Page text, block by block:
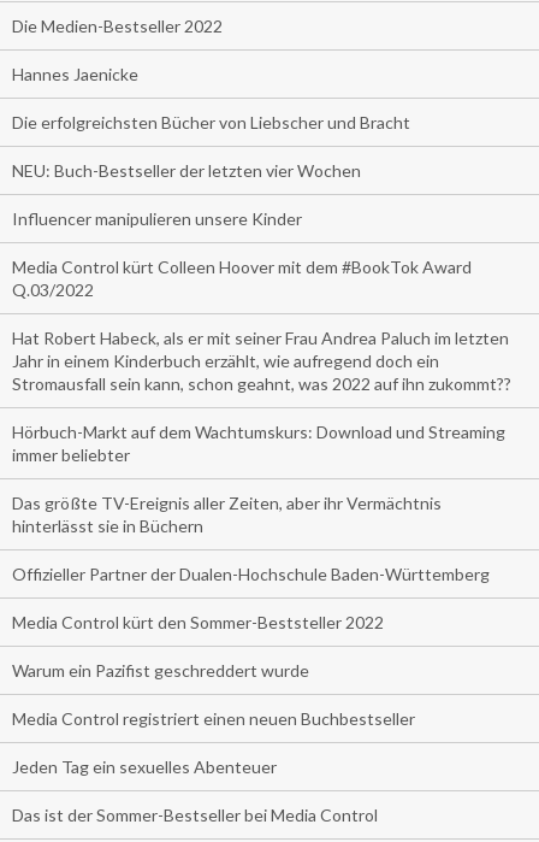
Die Medien-Bestseller 2022
Hannes Jaenicke
Die erfolgreichsten Bücher von Liebscher und Bracht
NEU: Buch-Bestseller der letzten vier Wochen
Influencer manipulieren unsere Kinder
Media Control kürt Colleen Hoover mit dem #BookTok Award
Q.03/2022
Hat Robert Habeck, als er mit seiner Frau Andrea Paluch im letzten
Jahr in einem Kinderbuch erzählt, wie aufregend doch ein
Stromausfall sein kann, schon geahnt, was 2022 auf ihn zukommt??
Hörbuch-Markt auf dem Wachtumskurs: Download und Streaming
immer beliebter
Das größte TV-Ereignis aller Zeiten, aber ihr Vermächtnis
hinterlässt sie in Büchern
Offizieller Partner der Dualen-Hochschule Baden-Württemberg
Media Control kürt den Sommer-Beststeller 2022
Warum ein Pazifist geschreddert wurde
Media Control registriert einen neuen Buchbestseller
Jeden Tag ein sexuelles Abenteuer
Das ist der Sommer-Bestseller bei Media Control